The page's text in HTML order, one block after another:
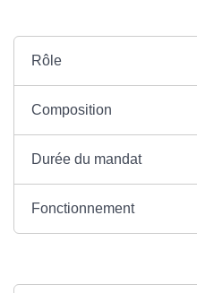
Rôle
Composition
Durée du mandat
Fonctionnement